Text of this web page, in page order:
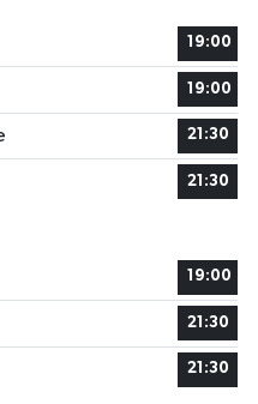
19:00
19:00
21:30
21:30
19:00
21:30
21:30